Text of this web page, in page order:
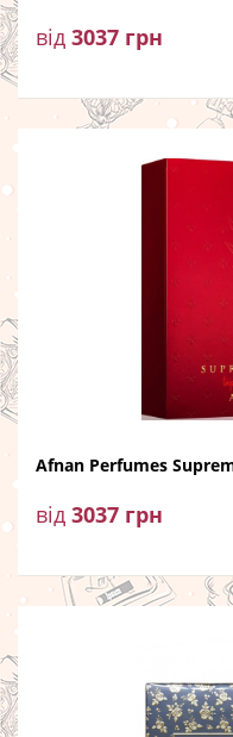
від 3037 грн
Afnan Perfumes
від 3037 грн